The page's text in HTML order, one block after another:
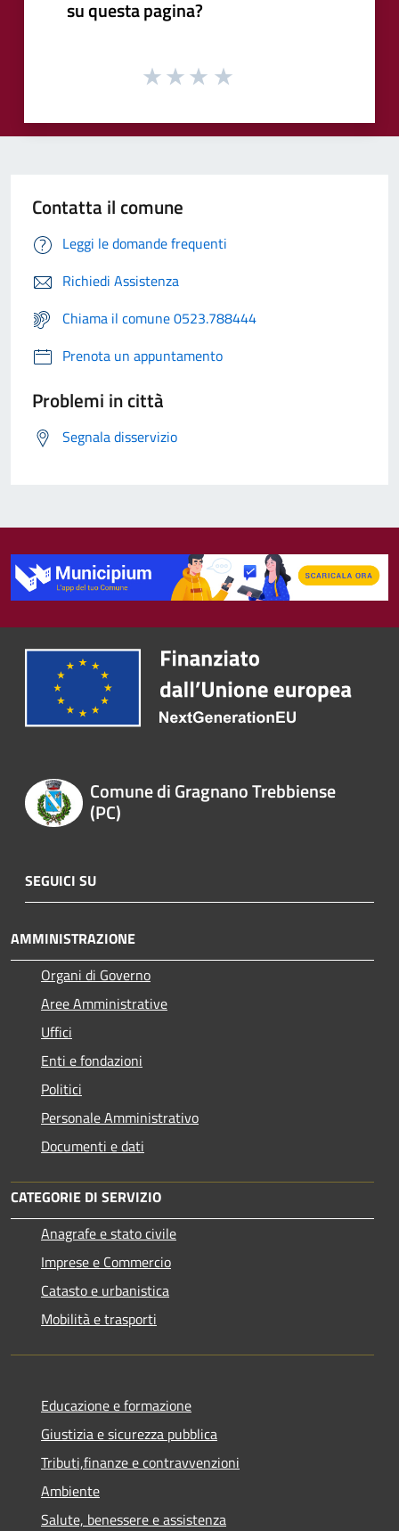
su questa pagina?
Contatta il comune
Leggi le domande frequenti
Richiedi Assistenza
Chiama il comune 0523.788444
Prenota un appuntamento
Problemi in città
Segnala disservizio
Comune di Gragnano Trebbiense
(PC)
SEGUICI SU
AMMINISTRAZIONE
Organi di Governo
Aree Amministrative
Uffici
Enti e fondazioni
Politici
Personale Amministrativo
Documenti e dati
CATEGORIE DI SERVIZIO
Anagrafe e stato civile
Imprese e Commercio
Catasto e urbanistica
Mobilità e trasporti
Educazione e formazione
Giustizia e sicurezza pubblica
Tributi,finanze e contravvenzioni
Ambiente
Salute, benessere e assistenza